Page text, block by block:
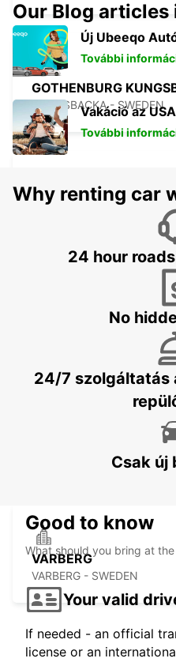
GOTHENBURG
KUNGSBACKA - SWEDEN
GOTHENBURG
GOTHENBURG - SWEDEN
STENUNGSUND
KINNA - SWEDEN
VARBERG
VARBERG - SWEDEN
Our Blog articles
Új Ubeeqo
További
Vakáció az
További
Why renting car
24 hour
No
24/7 szolgáltatás
Csak új
Good to know
What should you bring at
Your valid
If needed - an official
license or an